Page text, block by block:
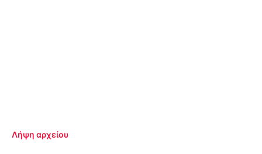
Λήψη αρχείου